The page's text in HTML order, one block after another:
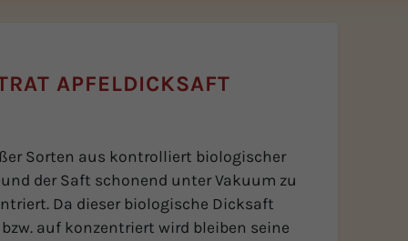
APFELDICKSAFT
Sorten aus kontrolliert biologischer
der Saft schonend unter Vakuum zu
Da dieser biologische Dicksaft
auf konzentriert wird bleiben seine